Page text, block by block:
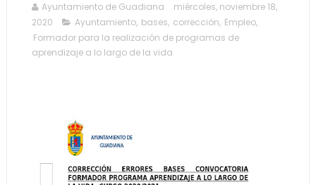
Ayuntamiento de Guadiana
miércoles, noviembre 18,
2020
Ayuntamiento, bases, corrección, Empleo,
Formador para la realización de programas de
aprendizaje a lo largo de la vida